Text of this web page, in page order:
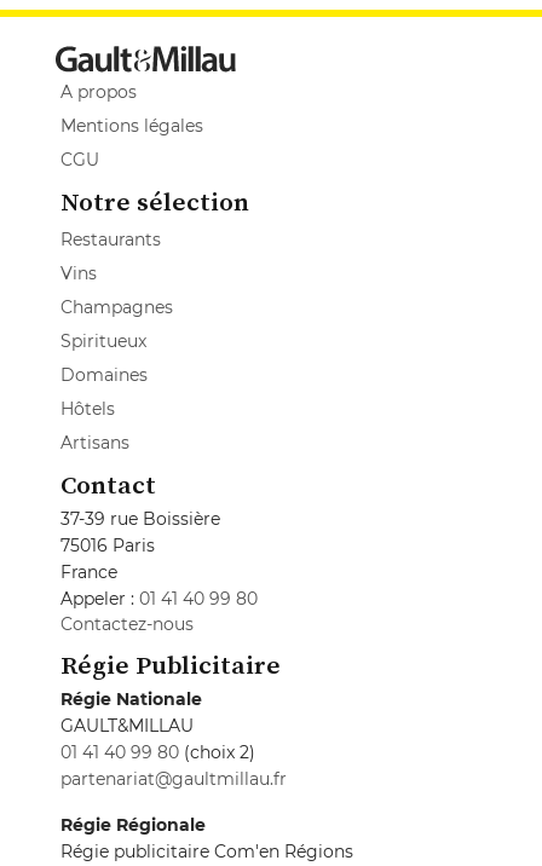
A propos
Mentions légales
CGU
Notre sélection
Restaurants
Vins
Champagnes
Spiritueux
Domaines
Hôtels
Artisans
Contact
37-39 rue Boissière
75016 Paris
France
Appeler : 01 41 40 99 80
Contactez-nous
Régie Publicitaire
Régie Nationale
GAULT&MILLAU
01 41 40 99 80 (choix 2)
partenariat@gaultmillau.fr
Régie Régionale
Régie publicitaire Com'en Régions